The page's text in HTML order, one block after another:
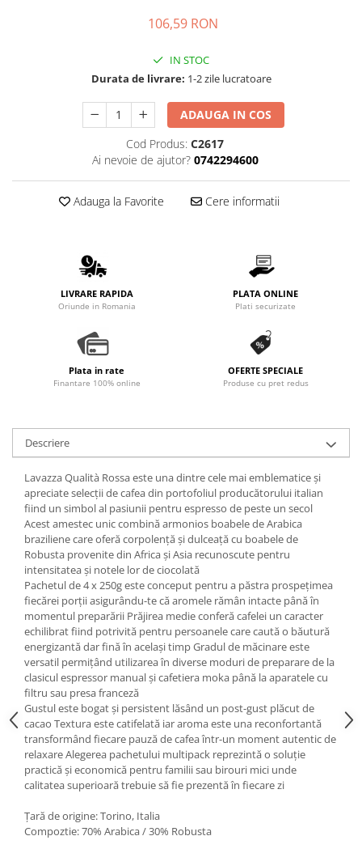
Pliculete Zahar si Miere
Aparate SH
Accesorii si intretinere
106,59 RON
IN STOC
Durata de livrare: 1-2 zile lucratoare
ADAUGA IN COS
Cod Produs: C2617
Ai nevoie de ajutor? 0742294600
Adauga la Favorite Cere informatii
LIVRARE RAPIDA
Oriunde in Romania
PLATA ONLINE
Plati securizate
Plata in rate
Finantare 100% online
OFERTE SPECIALE
Produse cu pret redus
Descriere
Lavazza Qualità Rossa este una dintre cele mai emblematice și
apreciate selecții de cafea din portofoliul producătorului italian
fiind un simbol al pasiunii pentru espresso de peste un secol
Acest amestec unic combină armonios boabele de Arabica
braziliene care oferă corpolență și dulceață cu boabele de
Robusta provenite din Africa și Asia recunoscute pentru
intensitatea și notele lor de ciocolată
Pachetul de 4 x 250g este conceput pentru a păstra prospețimea
fiecărei porții asigurându-te că aromele rămân intacte până în
momentul preparării Prăjirea medie conferă cafelei un caracter
echilibrat fiind potrivită pentru persoanele care caută o băutură
energizantă dar fină în același timp Gradul de măcinare este
versatil permițând utilizarea în diverse moduri de preparare de la
clasicul espressor manual și cafetiera moka până la aparatele cu
filtru sau presa franceză
Gustul este bogat și persistent lăsând un post-gust plăcut de
cacao Textura este catifelată iar aroma este una reconfortantă
transformând fiecare pauză de cafea într-un moment autentic de
relaxare Alegerea pachetului multipack reprezintă o soluție
practică și economică pentru familii sau birouri mici unde
calitatea superioară trebuie să fie prezentă în fiecare zi
Țară de origine: Torino, Italia
Compoztie: 70% Arabica / 30% Robusta